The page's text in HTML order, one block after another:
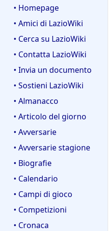
• Homepage
• Amici di LazioWiki
• Cerca su LazioWiki
• Contatta LazioWiki
• Invia un documento
• Sostieni LazioWiki
• Almanacco
• Articolo del giorno
• Avversarie
• Avversarie stagione
• Biografie
• Calendario
• Campi di gioco
• Competizioni
• Cronaca